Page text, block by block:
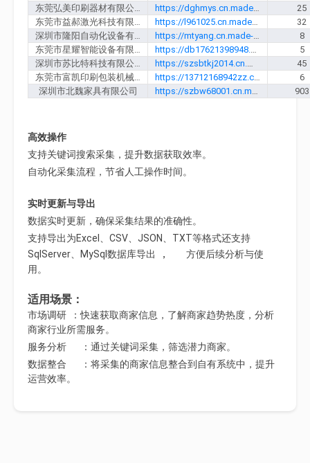
东莞弘美印刷器材有限公司
https://dghmys.cn.made-in-china.com
25
东莞市益郝激光科技有限公司
https://l961025.cn.made-in-china.com
32
深圳市隆阳自动化设备有限公司
https://mtyang.cn.made-in-china.com
8
东莞市星耀智能设备有限公司
https://db17621398948.cn.made-in-china.com
5
深圳市苏比特科技有限公司
https://szsbtkj2014.cn.made-in-china.com
45
东莞市富凯印刷包装机械有限公司
https://13712168942zz.cn.made-in-china.com
6
深圳市北魏家具有限公司
https://szbw68001.cn.made-in-china.com 903
高效操作
支持关键词搜索采集，提升数据获取效率。
自动化采集流程，节省人工操作时间。
实时更新与导出
数据实时更新，确保采集结果的准确性。
支持导出为Excel、CSV、JSON、TXT等格式还支持
SqlServer、MySql数据库导出
， 方便后续分析与使
用。
适用场景：
市场调研 ：快速获取商家信息，了解商家趋势热度，分析
商家行业所需服务。
服务分析
：通过关键词采集，筛选潜力商家。
数据整合
：将采集的商家信息整合到自有系统中，提升
运营效率。